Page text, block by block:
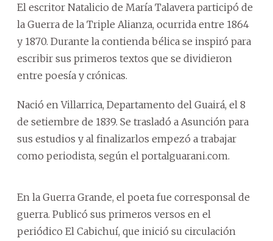
El escritor Natalicio de María Talavera participó de
la Guerra de la Triple Alianza, ocurrida entre 1864
y 1870. Durante la contienda bélica se inspiró para
escribir sus primeros textos que se dividieron
entre poesía y crónicas.
Nació en Villarrica, Departamento del Guairá, el 8
de setiembre de 1839. Se trasladó a Asunción para
sus estudios y al finalizarlos empezó a trabajar
como periodista, según el portalguarani.com.
En la Guerra Grande, el poeta fue corresponsal de
guerra. Publicó sus primeros versos en el
periódico El Cabichuí, que inició su circulación